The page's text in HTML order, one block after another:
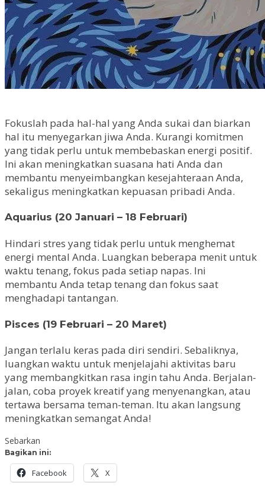
Fokuslah pada hal-hal yang Anda sukai dan biarkan
hal itu menyegarkan jiwa Anda. Kurangi komitmen
yang tidak perlu untuk membebaskan energi positif.
Ini akan meningkatkan suasana hati Anda dan
membantu menyeimbangkan kesejahteraan Anda,
sekaligus meningkatkan kepuasan pribadi Anda.
Aquarius (20 Januari – 18 Februari)
Hindari stres yang tidak perlu untuk menghemat
energi mental Anda. Luangkan beberapa menit untuk
waktu tenang, fokus pada setiap napas. Ini
membantu Anda tetap tenang dan fokus saat
menghadapi tantangan.
Pisces (19 Februari – 20 Maret)
Jangan terlalu keras pada diri sendiri. Sebaliknya,
luangkan waktu untuk menjelajahi aktivitas baru
yang membangkitkan rasa ingin tahu Anda. Berjalan-
jalan, coba proyek kreatif yang menyenangkan, atau
tertawa bersama teman-teman. Itu akan langsung
meningkatkan semangat Anda!
Sebarkan
Bagikan ini:
Facebook X